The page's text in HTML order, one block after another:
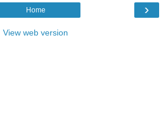
›
Home
View web version